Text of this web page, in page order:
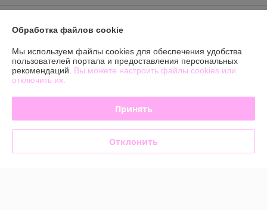
Полная версия сайта
Политика обработки cookies
Обработка файлов cookie
Мы используем файлы cookies для обеспечения удобства
пользователей портала и предоставления персональных
рекомендаций. Вы можете настроить файлы cookies или
отключить их.
Принять
Отклонить